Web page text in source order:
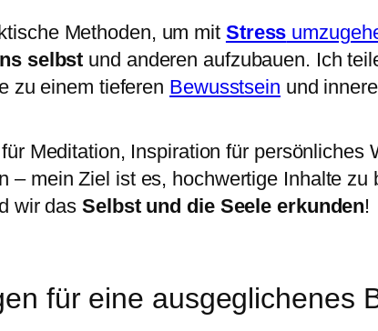
Methoden, um mit Stress
selbst und anderen aufzubauen. Ich
zu einem tieferen Bewusstsein und
Meditation, Inspiration für
– mein Ziel ist es, hochwertige Inhalte
wir dasSelbst und die Seele erkunden!
für eine ausgeglichenes